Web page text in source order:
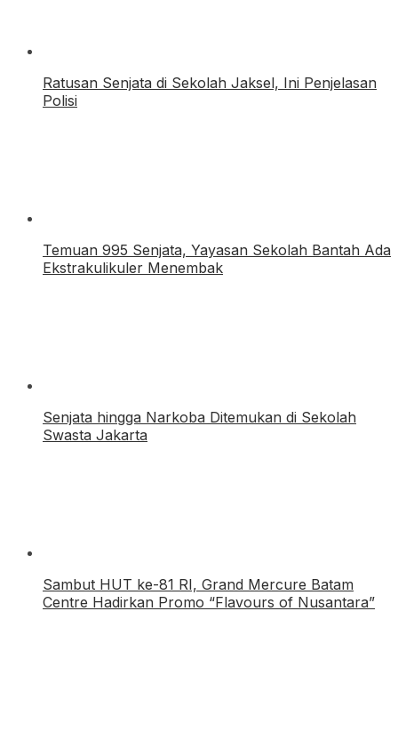
Ratusan Senjata di Sekolah Jaksel, Ini Penjelasan
Polisi
Temuan 995 Senjata, Yayasan Sekolah Bantah Ada
Ekstrakulikuler Menembak
Senjata hingga Narkoba Ditemukan di Sekolah
Swasta Jakarta
Sambut HUT ke-81 RI, Grand Mercure Batam
Centre Hadirkan Promo “Flavours of Nusantara”